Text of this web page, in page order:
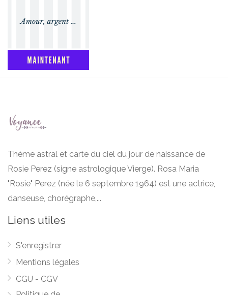
Thème astral et carte du ciel du jour de naissance de
Rosie Perez (signe astrologique Vierge). Rosa Maria
"Rosie" Perez (née le 6 septembre 1964) est une actrice,
danseuse, chorégraphe,...
Liens utiles
S'enregistrer
Mentions légales
CGU - CGV